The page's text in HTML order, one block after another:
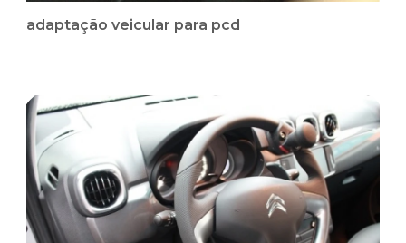
adaptação veicular para pcd